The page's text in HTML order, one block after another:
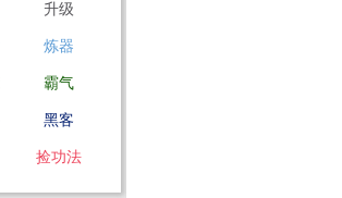
升级
炼器
霸气
黑客
捡功法